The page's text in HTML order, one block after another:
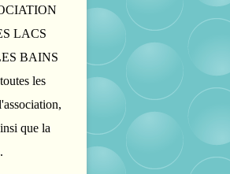
LACS
BAINS
les
que la